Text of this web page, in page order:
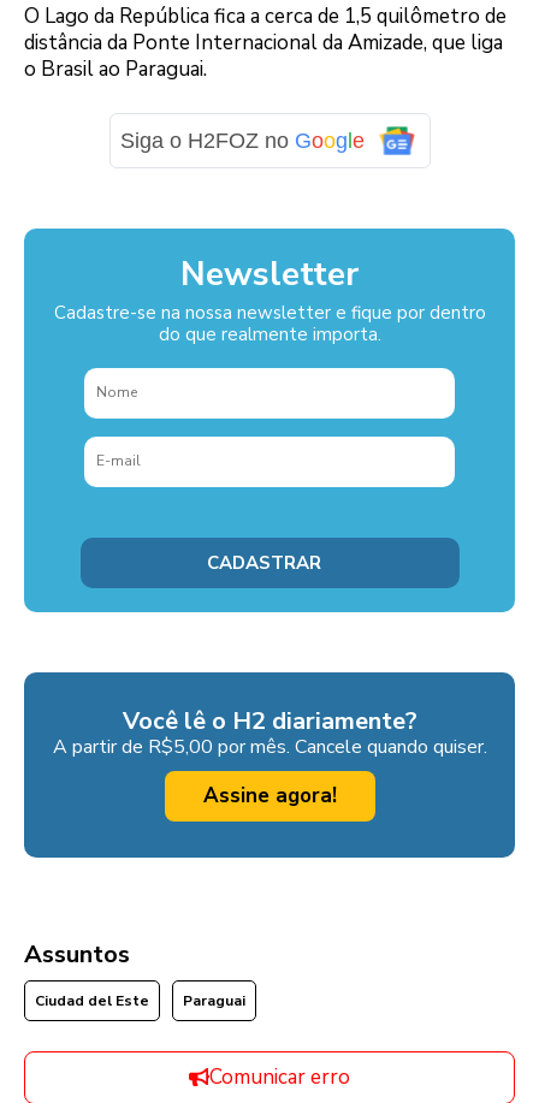
O Lago da República fica a cerca de 1,5 quilômetro de
distância da Ponte Internacional da Amizade, que liga
o Brasil ao Paraguai.
Siga o H2FOZ no Goog e
Newsletter
Cadastre-se na nossa newsletter e fique por dentro
do que realmente importa.
Você lê o H2 diariamente?
A partir de R$5,00 por mês. Cancele quando quiser.
Assine agora!
Assuntos
Ciudad del Este Paraguai
Comunicar erro